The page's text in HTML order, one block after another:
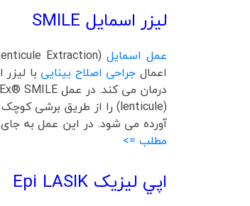
لیزر اسمایل SMILE
عمل اسمایل
اعمال جراحی اصلاح بینایی با
درمان می کند. در عمل ReLEx® SMILE با استفاده از تکنولوژی پیشرفته
(lenticule) را از طریق برشی کوچک و بدون دستکاری مابقی
آورده می شود. در این عمل به جای برش حدود 20 میلی متری فلپ لیزیک، برشی
مطلب =>
اپي ليزيک Epi LASIK